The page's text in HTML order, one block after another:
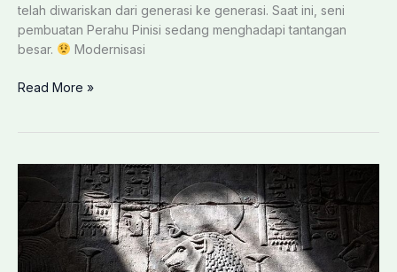
telah diwariskan dari generasi ke generasi. Saat ini, seni
pembuatan Perahu Pinisi sedang menghadapi tantangan
besar.
Modernisasi
Mengungkap
Seni
Pembuatan
Perahu
yang
Menghidupkan
Tradisi
Read More »